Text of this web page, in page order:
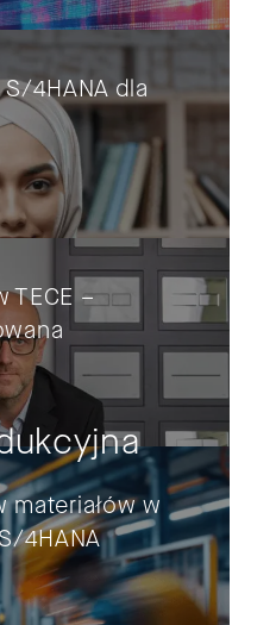
4HANA dla
TECE –
materiałów w
4HANA